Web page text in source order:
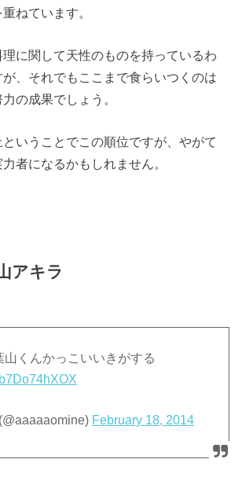
ねています。
に関して天性のものを持っているわ
、それでもここまで食らいつくのは
の成果でしょう。
いうことでこの順位ですが、やがて
者になるかもしれません。
アキラ
山くんかっこいいきがする
February 18, 2014